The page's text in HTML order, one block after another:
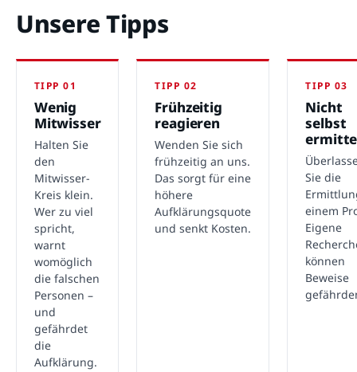
Unsere Tipps
TIPP 01
Wenig
Mitwisser
Halten Sie
den
Mitwisser-
Kreis klein.
Wer zu viel
spricht,
warnt
womöglich
die falschen
Personen –
und
gefährdet
die
Aufklärung.
TIPP 02
Frühzeitig
reagieren
Wenden Sie sich
frühzeitig an uns.
Das sorgt für eine
höhere
Aufklärungsquote
und senkt Kosten.
TIPP 03
Nicht
selbst
Sie die
einem
Eigene
können
Beweise